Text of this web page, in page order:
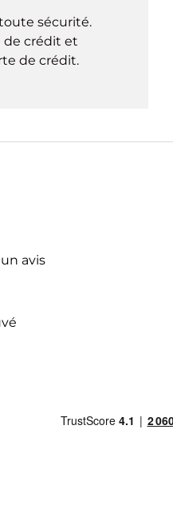
sécurité.
de crédit et
de crédit.
avis